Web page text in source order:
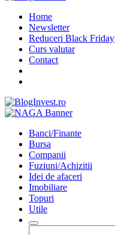
Home
Newsletter
Reduceri Black Friday
Curs valutar
Contact
Banci/Finante
Bursa
Companii
Fuziuni/Achizitii
Idei de afaceri
Imobiliare
Topuri
Utile